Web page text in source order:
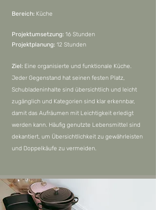
Bereich: Küche
Projektumsetzung: 16 Stunden
Projektplanung: 12 Stunden
Ziel: Eine organisierte und funktionale Küche.
Jeder Gegenstand hat seinen festen Platz,
Schubladeninhalte sind übersichtlich und leicht
zugänglich und Kategorien sind klar erkennbar,
damit das Aufräumen mit Leichtigkeit erledigt
werden kann. Häufig genutzte Lebensmittel sind
dekantiert, um Übersichtlichkeit zu gewährleisten
und Doppelkäufe zu vermeiden.